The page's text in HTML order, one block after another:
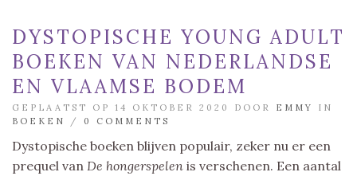
DYSTOPISCHE YOUNG ADULT
BOEKEN VAN NEDERLANDSE
EN VLAAMSE BODEM
GEPLAATST OP 14 OKTOBER 2020 DOOR EMMY
IN
BOEKEN
/ 0 COMMENTS
Dystopische boeken blijven populair, zeker nu er een
prequel van De hongerspelen is verschenen. Een aantal